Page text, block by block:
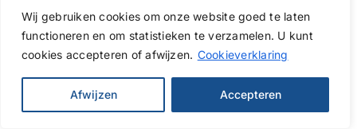
Wij gebruikencookiesomonzewebsitegoedte laten
functionerenen om statistieken teverzamelen. U kunt
cookies accepteren of afwijzen. Cookieverklaring
Afwijzen Accepteren
VCA gecertificeerddakdekkers
Duurzame oplossingenvoor uw dak
Veel actief inZuidhornen omgeving